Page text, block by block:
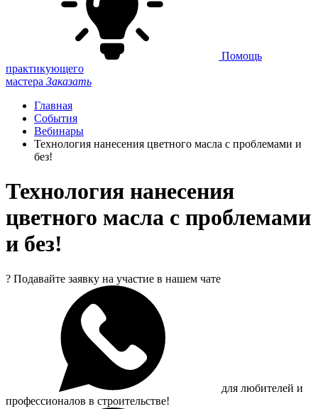
Помощь
практикующего
мастера Заказать
Главная
События
Вебинары
Технология нанесения цветного масла с проблемами и
без!
Технология нанесения
цветного масла с проблемами
и без!
? Подавайте заявку на участие в нашем чате
для любителей и
профессионалов в строительстве!